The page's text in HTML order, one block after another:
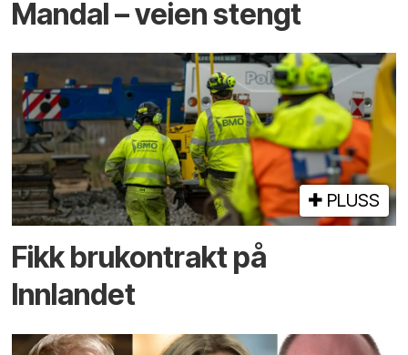
Mandal – veien stengt
PLUSS
Fikk brukontrakt på
Innlandet